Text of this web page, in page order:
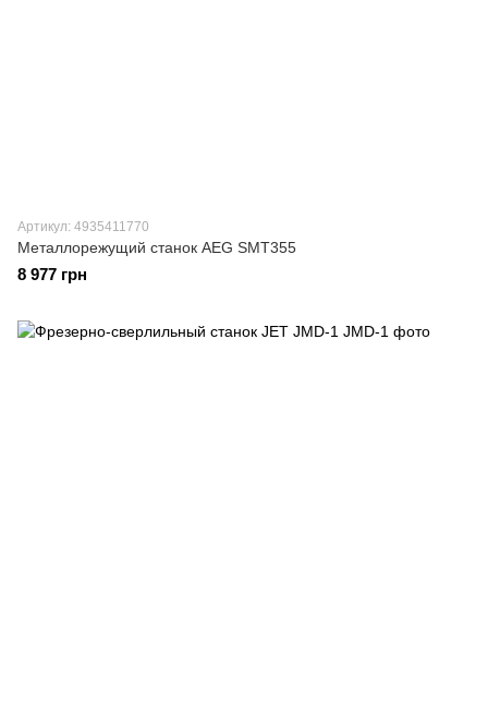
Артикул: 4935411770
Металлорежущий станок AEG SMT355
8 977 грн